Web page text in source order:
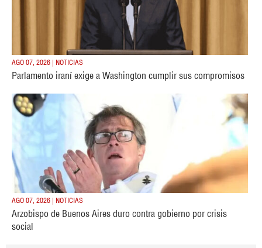
AGO 07, 2026 | NOTICIAS
Parlamento iraní exige a Washington cumplir sus compromisos
AGO 07, 2026 | NOTICIAS
Arzobispo de Buenos Aires duro contra gobierno por crisis
social